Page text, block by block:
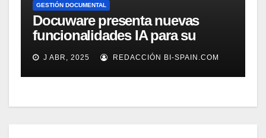
GESTIÓN DOCUMENTAL
Docuware presenta nuevas
funcionalidades IA para su
gestión documental
J ABR, 2025 REDACCIÓN BI-SPAIN.COM